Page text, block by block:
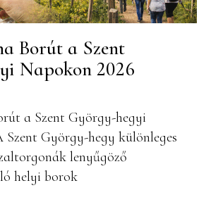
Borút a Szent
Napokon 2026
a Szent György-hegyi
Szent György-hegy különleges
lenyűgöző
helyi borok